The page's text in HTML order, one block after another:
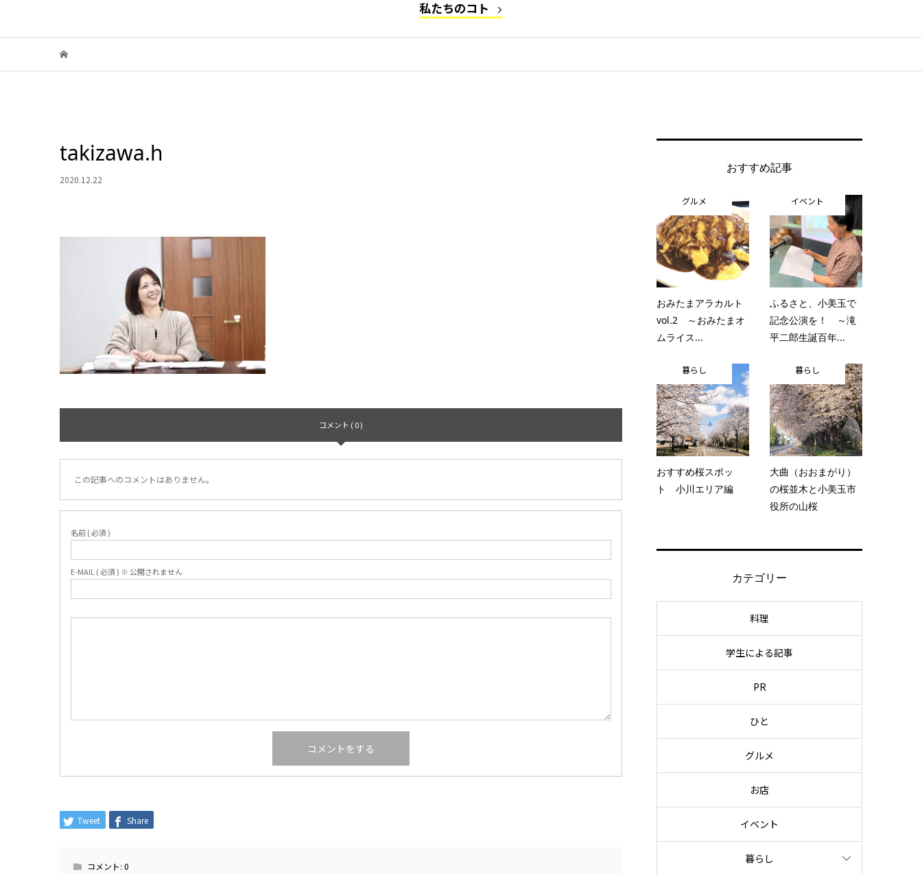
私たちのコト
takizawa.h
2020.12.22
コメント ( 0 )
この記事へのコメントはありません。
名前 ( 必須 )
E-MAIL ( 必須 ) ※ 公開されません
Tweet Share
コメント: 0
おすすめ記事
グルメ
おみたまアラカルト
vol.2 ～おみたまオ
ムライス...
イベント
ふるさと、小美玉で
記念公演を！ ～滝
平二郎生誕百年...
暮らし
おすすめ桜スポッ
ト 小川エリア編
暮らし
大曲（おおまがり）
の桜並木と小美玉市
役所の山桜
カテゴリー
料理
学生による記事
PR
ひと
グルメ
お店
イベント
暮らし